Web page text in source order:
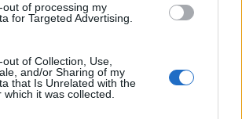
out of processing my
for Targeted Advertising.
of Collection, Use,
and/or Sharing of my
that Is Unrelated with the
it was collected.
όλοι λίγο «Γκρεγκ Πόποβιτς»